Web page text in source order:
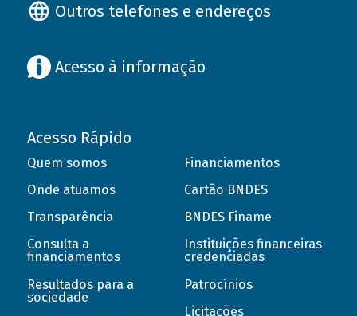
Outros telefones e endereços
Acesso à informação
Acesso Rápido
Quem somos
Onde atuamos
Transparência
Consulta a
financiamentos
Resultados para a
sociedade
Financiamentos
Cartão BNDES
BNDES Finame
Instituições financeiras
credenciadas
Patrocínios
Licitações